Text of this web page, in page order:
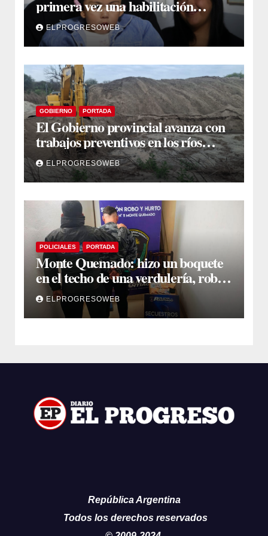
primera vez una habilitación
auditiva con vincha de conducción
óseaELPROGRESOWEB
GOBIERNO PORTADA
El Gobierno provincial avanza con
trabajos preventivos en los ríos
Dulce y Salado y en los Bajos
Submeridionales
ELPROGRESOWEB
POLICIALES PORTADA
Monte Quemado: hizo un boquete
en el techo de una verdulería, robó
$800.000 y cayó tras ser filmado
ELPROGRESOWEB
República Argentina
Todos los derechos reservados